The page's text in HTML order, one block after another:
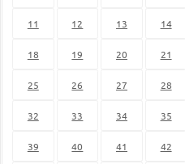
11 12 13 14
18 19 20 21
25 26 27 28
32 33 34 35
39 40 41 42